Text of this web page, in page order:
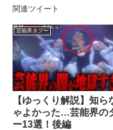
関連ツイート
芸能界タブー
【ゆっくり解説】知ら
ゃよかった…芸能界の
ー13選！後編